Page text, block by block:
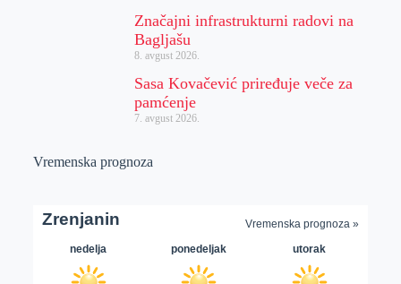
Značajni infrastrukturni radovi na
Bagljašu
8. avgust 2026.
Sasa Kovačević priređuje veče za
pamćenje
7. avgust 2026.
Vremenska prognoza